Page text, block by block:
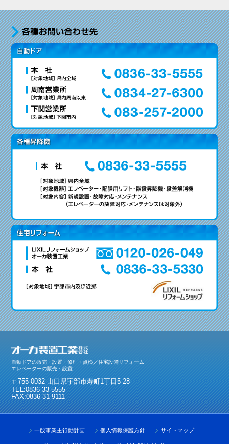
自動ドアの販売・設置・修理・点検／住宅設備リフォーム
エレベーターの販売・設置
〒755-0032 山口県宇部市寿町1丁目5-28
TEL:0836-33-5555
FAX:0836-31-9111
一般事業主行動計画 個人情報保護方針 サイトマップ